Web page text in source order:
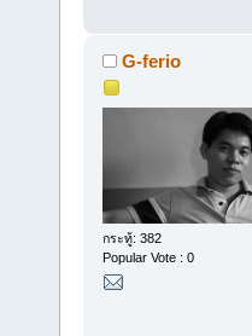
G-ferio
กระทู้: 382
Popular Vote : 0